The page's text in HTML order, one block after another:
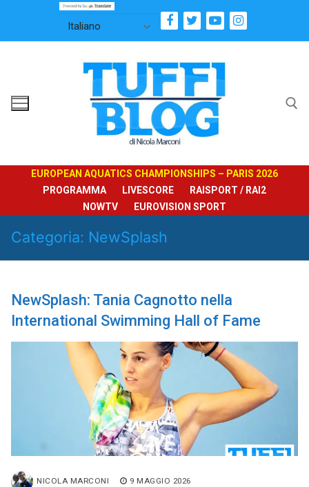
contenuto
EUROPEAN AQUATICS CHAMPIONSHIPS – PARIS 2026
PROGRAMMA
LIVESCORE
RAISPORT / RAI2
NOWTV
EUROVISION SPORT
Categoria: NewSplash
NewSplash: Tania Cagnotto nella
International Swimming Hall of Fame
NICOLA MARCONI 9 MAGGIO 2026